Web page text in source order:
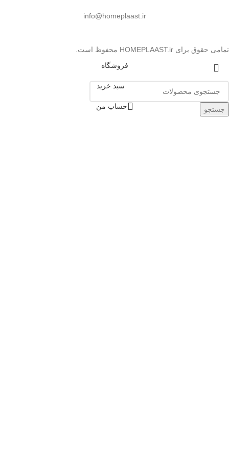
info@homeplaast.ir
تمامی حقوق برای HOMEPLAAST.ir محفوظ است.
جستجو
فروشگاه
سبد خرید
حساب من